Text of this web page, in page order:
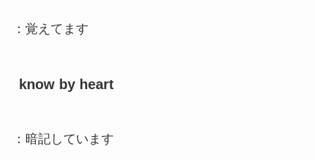
：覚えてます
know by heart
：暗記しています